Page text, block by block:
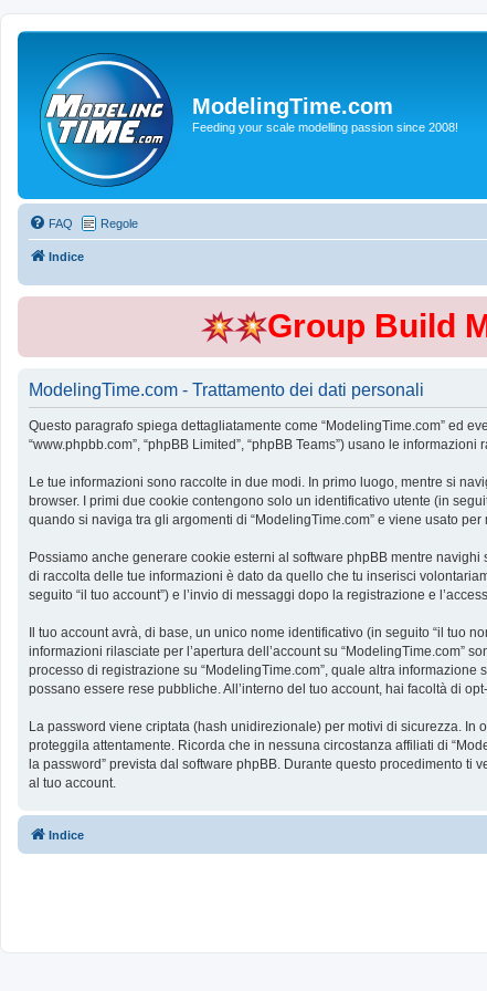
ModelingTime.com
Feeding your scale modelling passion since 2008!
FAQ Regole
Indice
Group Build
ModelingTime.com - Trattamento dei dati personali
Questo paragrafo spiega dettagliatamente come “ModelingTime.com” ed
“www.phpbb.com”, “phpBB Limited”, “phpBB Teams”) usano le
Le tue informazioni sono raccolte in due modi. In primo luogo, mentre si
browser. I primi due cookie contengono solo un identificativo utente (in
quando si naviga tra gli argomenti di “ModelingTime.com” e viene usato
Possiamo anche generare cookie esterni al software phpBB mentre
di raccolta delle tue informazioni è dato da quello che tu inserisci
seguito “il tuo account”) e l’invio di messaggi dopo la registrazione e
Il tuo account avrà, di base, un unico nome identificativo (in seguito “il tuo
informazioni rilasciate per l’apertura dell’account su “ModelingTime.com”
processo di registrazione su “ModelingTime.com”, quale altra
possano essere rese pubbliche. All’interno del tuo account, hai facoltà di
La password viene criptata (hash unidirezionale) per motivi di sicurezza.
proteggila attentamente. Ricorda che in nessuna circostanza affiliati di
la password” prevista dal software phpBB. Durante questo procedimento
al tuo account.
Indice